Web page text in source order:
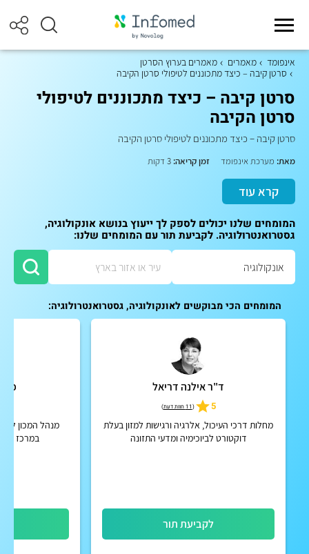
אינפומד מאמרים
מאמרים בערוץ הסרטן
סרטן קיבה – כיצד מתכוננים לטיפולי סרטן הקיבה
סרטן קיבה – כיצד מתכוננים לטיפולי
סרטן הקיבה
סרטן קיבה – כיצד מתכוננים לטיפולי סרטן הקיבה
מאת: מערכת אינפומד זמן קריאה:
קרא עוד
המומחים שלנו יכולים לספק לך ייעוץ בנושא אונקולוגיה,
גסטרואנטרולוגיה. לקביעת תור עם המומחים שלנו:
המומחים הכי מבוקשים לאונקולוגיה, גסטרואנטרולוגיה:
ד"ר אילנה דריאל
5
(11 חוות דעת )
מחלות דרכי העיכול, אלרגיה ורגישות למזון בעלת
דוקטורט לביוכימיה ומדעי התזונה
לקביעת תור
מנהל המכון
במרכז